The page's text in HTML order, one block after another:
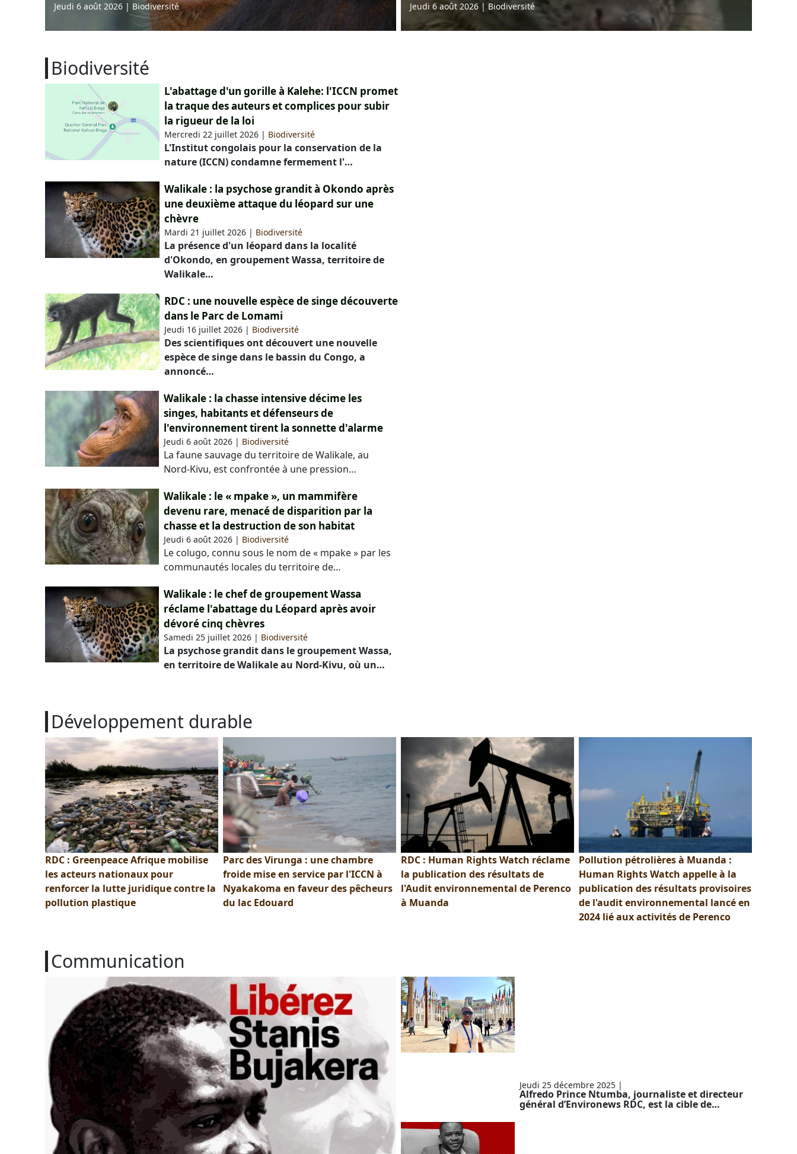
Jeudi 6 août 2026 | Biodiversité Jeudi 6 août 2026 | Biodiversité
Biodiversité
Walikale : la chasse intensive décime les
singes, habitants et défenseurs de
l'environnement tirent la sonnette d'alarme
Jeudi 6 août 2026 | Biodiversité
La faune sauvage du territoire de Walikale, au
Nord-Kivu, est confrontée à une pression…
Walikale : le « mpake », un mammifère
devenu rare, menacé de disparition par la
chasse et la destruction de son habitat
Jeudi 6 août 2026 | Biodiversité
Le colugo, connu sous le nom de « mpake » par les
communautés locales du territoire de…
Walikale : le chef de groupement Wassa
réclame l'abattage du Léopard après avoir
dévoré cinq chèvres
Samedi 25 juillet 2026 | Biodiversité
La psychose grandit dans le groupement Wassa,
en territoire de Walikale au Nord-Kivu, où un…
L'abattage d'un gorille à Kalehe: l'ICCN promet
la traque des auteurs et complices pour subir
la rigueur de la loi
Mercredi 22 juillet 2026 | Biodiversité
L'Institut congolais pour la conservation de la
nature (ICCN) condamne fermement l'…
Walikale : la psychose grandit à Okondo après
une deuxième attaque du léopard sur une
chèvre
Mardi 21 juillet 2026 | Biodiversité
La présence d'un léopard dans la localité
d'Okondo, en groupement Wassa, territoire de
Walikale…
RDC : une nouvelle espèce de singe découverte
dans le Parc de Lomami
Jeudi 16 juillet 2026 | Biodiversité
Des scientifiques ont découvert une nouvelle
espèce de singe dans le bassin du Congo, a
annoncé…
Développement durable
RDC : Greenpeace Afrique mobilise
les acteurs nationaux pour
renforcer la lutte juridique contre la
pollution plastique
Parc des Virunga : une chambre
froide mise en service par l'ICCN à
Nyakakoma en faveur des pêcheurs
du lac Edouard
RDC : Human Rights Watch réclame
la publication des résultats de
l'Audit environnemental de Perenco
à Muanda
Pollution pétrolières à Muanda :
Human Rights Watch appelle à la
publication des résultats provisoires
de l'audit environnemental lancé en
2024 lié aux activités de Perenco
Communication
Jeudi 25 décembre 2025 |
Alfredo Prince Ntumba, journaliste et directeur
général d’Environews RDC, est la cible de…